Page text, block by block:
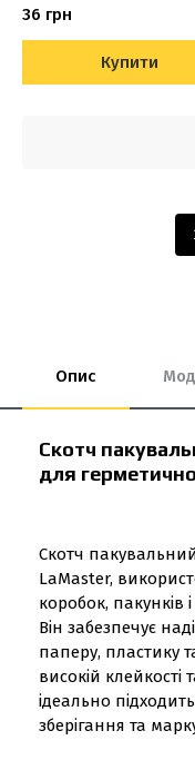
36 грн
Купити
Опис
Скотч
для
Скотч
LaMaster,
коробок, пакунків
Він забезпечує
паперу, пластику
високій клейкості
ідеально
зберігання та